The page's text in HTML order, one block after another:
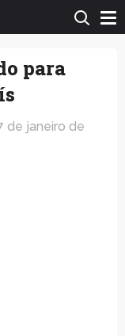
para
de janeiro de